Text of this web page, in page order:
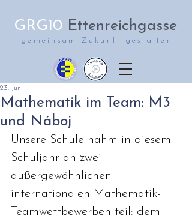
GRG10 Ettenreichgasse
gemeinsam Zukunft gestalten
Mathematik im Team: M3
und Náboj
23. Juni
Unsere Schule nahm in diesem
Schuljahr an zwei
außergewöhnlichen
internationalen Mathematik-
Teamwettbewerben teil: dem